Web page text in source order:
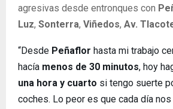
agresivas desde entronques con
Luz, Sonterra, Viñedos, Av.
“Desde Peñaflor hasta mi trabajo
hacía menos de 30 minutos, hoy
una hora y cuarto si tengo suerte
coches. Lo peor es que cada día